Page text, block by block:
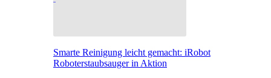
Smarte Reinigung leicht gemacht: iRobot
Roboterstaubsauger in Aktion